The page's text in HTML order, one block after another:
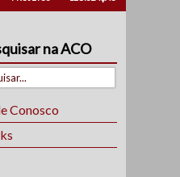
na ACO
Conosco